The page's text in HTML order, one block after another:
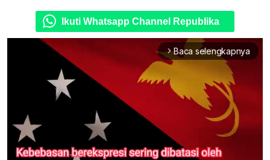
Ikuti Whatsapp Channel Republika
arrow_forward_ios Baca selengkapnya